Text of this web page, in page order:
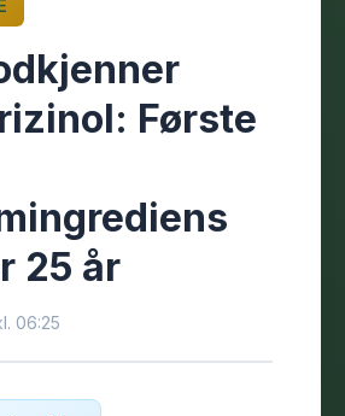
Første
25 år
06:25